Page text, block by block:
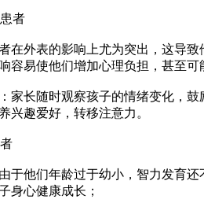
者
外表的影响上尤为突出，这导致
容易使他们增加心理负担，甚至可
长随时观察孩子的情绪变化，鼓
兴趣爱好，转移注意力。
他们年龄过于幼小，智力发育还
身心健康成长；